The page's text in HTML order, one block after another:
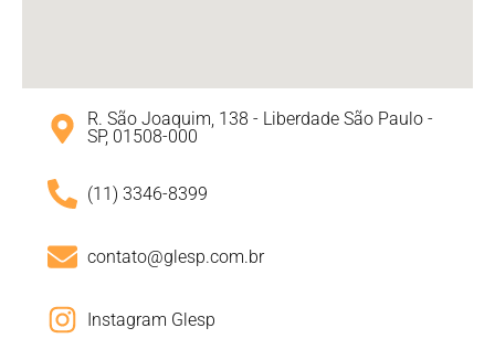
R. São Joaquim, 138 - Liberdade São Paulo -
SP, 01508-000
(11) 3346-8399
contato@glesp.com.br
Instagram Glesp